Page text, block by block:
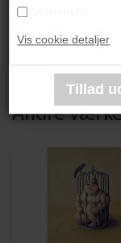
Vis cookie detaljer
Andre